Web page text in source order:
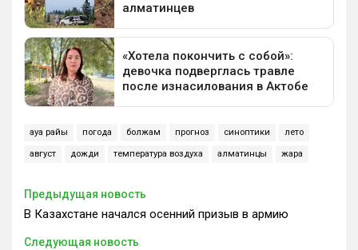
ауа райы погода болжам прогноз синоптики лето
август дожди температура воздуха алматинцы жара
Предыдущая новость
В Казахстане начался осенний призыв в армию
Следующая новость